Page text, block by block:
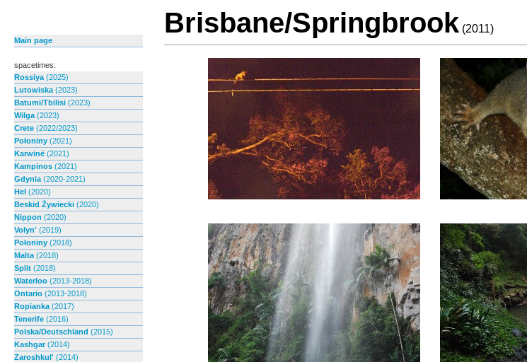
Main page
spacetimes:
Rossiya (2025)
Lutowiska (2023)
Batumi/Tbilisi (2023)
Wilga (2023)
Crete (2022/2023)
Połoniny (2021)
Karwinë (2021)
Kampinos (2021)
Gdynia (2020-2021)
Hel (2020)
Beskid Żywiecki (2020)
Nippon (2020)
Volyn' (2019)
Połoniny (2018)
Malta (2018)
Split (2018)
Waterloo (2013-2018)
Ontario (2013-2018)
Ropianka (2017)
Tenerife (2016)
Polska/Deutschland (2015)
Kashgar(2014)
Zaroshkul' (2014)
Brisbane/Springbrook (2011)